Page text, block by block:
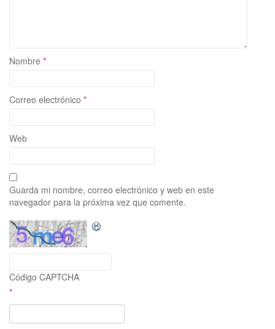
Nombre *
Correo electrónico *
Web
Guarda mi nombre, correo electrónico y web en este
navegador para la próxima vez que comente.
Código CAPTCHA
*